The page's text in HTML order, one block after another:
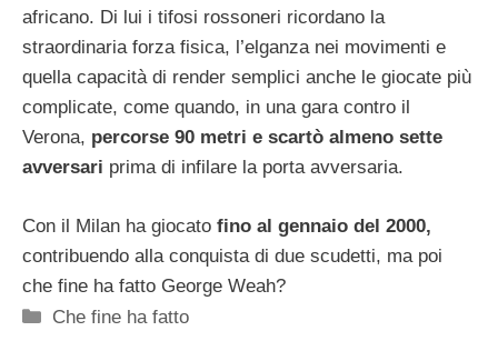
africano. Di lui i tifosi rossoneri ricordano la
straordinaria forza fisica, l’elganza nei movimenti e
quella capacità di render semplici anche le giocate più
complicate, come quando, in una gara contro il
Verona, percorse 90 metri e scartò almeno sette
avversari prima di infilare la porta avversaria.
Con il Milan ha giocato fino al gennaio del 2000,
contribuendo alla conquista di due scudetti, ma poi
che fine ha fatto George Weah?
Categorie
Che fine ha fatto